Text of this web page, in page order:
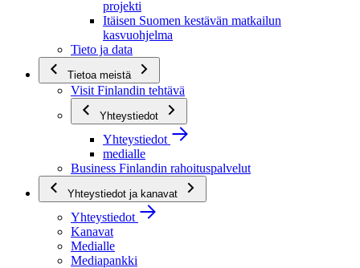
projekti
Itäisen Suomen kestävän matkailun
kasvuohjelma
Tieto ja data
Tietoa meistä
Visit Finlandin tehtävä
Yhteystiedot
Yhteystiedot
medialle
Business Finlandin rahoituspalvelut
Yhteystiedot ja kanavat
Yhteystiedot
Kanavat
Medialle
Mediapankki